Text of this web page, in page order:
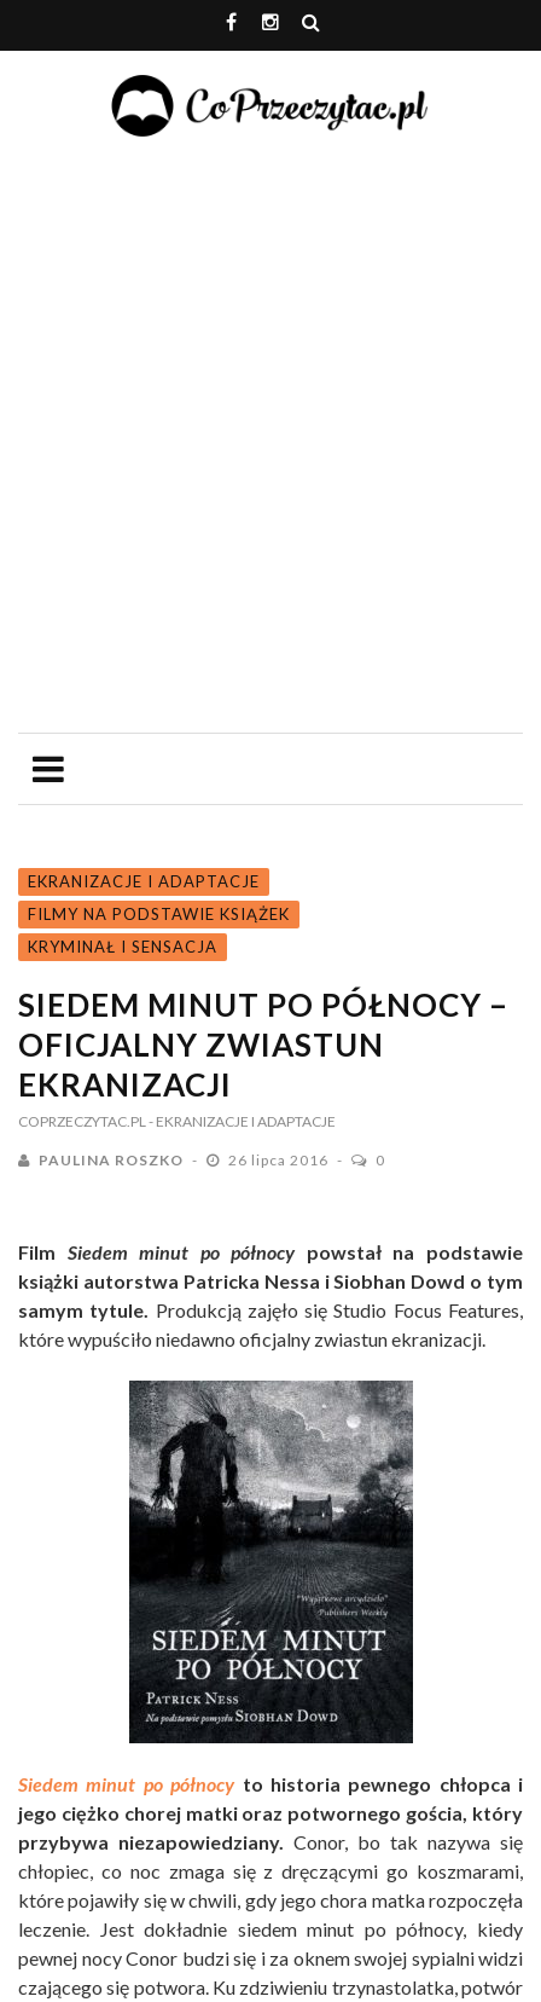
EKRANIZACJE I ADAPTACJE
FILMY NA PODSTAWIE KSIĄŻEK
KRYMINAŁ I SENSACJA
SIEDEM MINUT PO PÓŁNOCY –
OFICJALNY ZWIASTUN
EKRANIZACJI
COPRZECZYTAC.PL - EKRANIZACJE I ADAPTACJE
PAULINA ROSZKO 26 lipca 2016 0
Film Siedem minut po północy powstał na podstawie
książki autorstwa Patricka Nessa i Siobhan Dowd o tym
samym tytule. Produkcją zajęło się Studio Focus Features,
które wypuściło niedawno oficjalny zwiastun ekranizacji.
Siedem minut po północy to historia pewnego chłopca i
jego ciężko chorej matki oraz potwornego gościa, który
przybywa niezapowiedziany. Conor, bo tak nazywa się
chłopiec, co noc zmaga się z dręczącymi go koszmarami,
które pojawiły się w chwili, gdy jego chora matka rozpoczęła
leczenie. Jest dokładnie siedem minut po północy, kiedy
pewnej nocy Conor budzi się i za oknem swojej sypialni widzi
czającego się potwora. Ku zdziwieniu trzynastolatka, potwór